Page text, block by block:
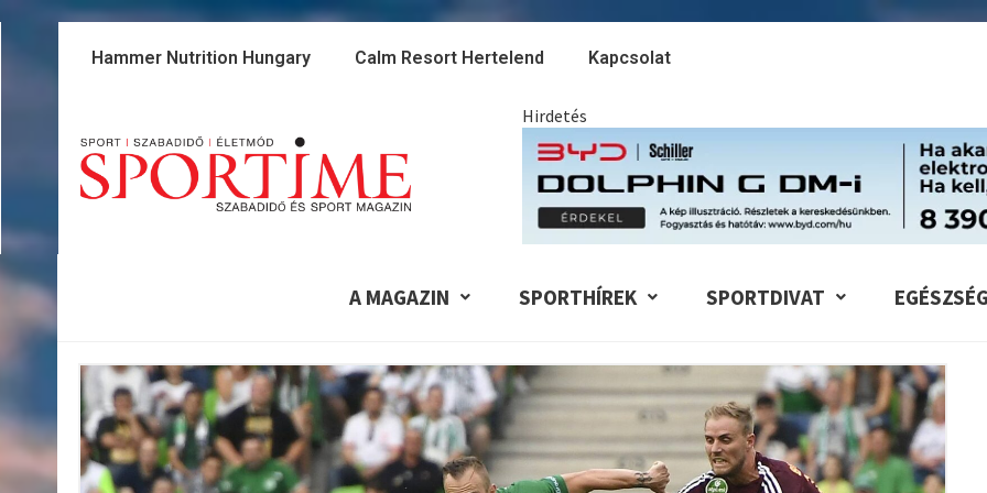
Hammer Nutrition Hungary Calm Resort Hertelend Kapcsolat
Hirdetés
A MAGAZIN SPORTHÍREK SPORTDIVAT EGÉSZSÉG